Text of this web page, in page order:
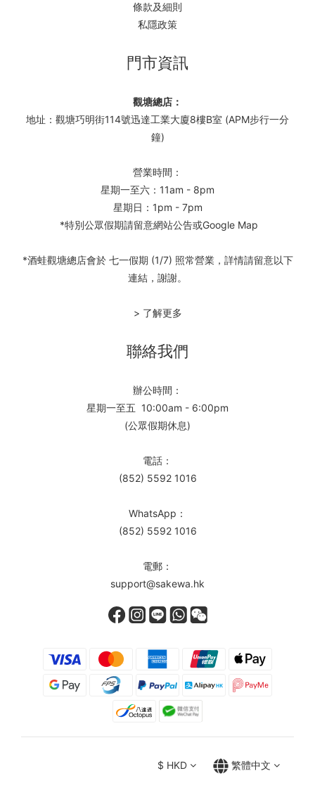
條款及細則
私隱政策
門市資訊
觀塘總店：
地址：觀塘巧明街114號迅達工業大廈8樓B室 (APM步行一分
鐘)
營業時間：
星期一至六：11am - 8pm
星期日：1pm - 7pm
*特別公眾假期請留意網站公告或Google Map
*酒蛙觀塘總店會於 七一假期 (1/7) 照常營業，詳情請留意以下
連結，謝謝。
> 了解更多
聯絡我們
辦公時間：
星期一至五 10:00am - 6:00pm
(公眾假期休息)
電話：
(852) 5592 1016
WhatsApp：
(852) 5592 1016
電郵：
support@sakewa.hk
$ HKD 繁體中文